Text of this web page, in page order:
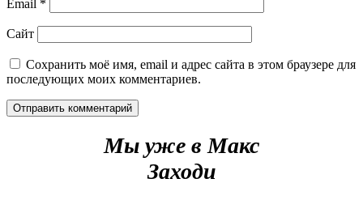
Email *
Сайт
Сохранить моё имя, email и адрес сайта в этом браузере для
последующих моих комментариев.
Мы уже в Макс
Заходи